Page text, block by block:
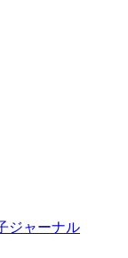
ジャーナル